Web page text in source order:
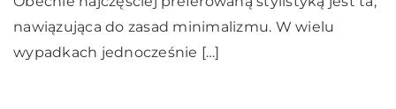
nawiązująca do zasad minimalizmu. W wielu
wypadkach jednocześnie […]